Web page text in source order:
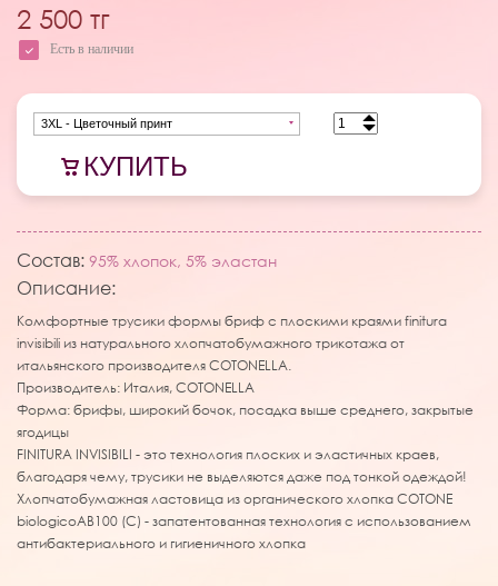
2 500 тг
Есть в наличии
3XL - Цветочный принт
КУПИТЬ
Состав: 95% хлопок, 5% эластан
Описание:
Комфортные трусики формы бриф с плоскими краями finitura
invisibili из натурального хлопчатобумажного трикотажа от
итальянского производителя COTONELLA.
Производитель: Италия, COTONELLA
Форма: брифы, широкий бочок, посадка выше среднего, закрытые
ягодицы
FINITURA INVISIBILI - это технология плоских и эластичных краев,
благодаря чему, трусики не выделяются даже под тонкой одеждой!
Хлопчатобумажная ластовица из органического хлопка COTONE
biologicoAB100 (C) - запатентованная технология с использованием
антибактериального и гигиеничного хлопка